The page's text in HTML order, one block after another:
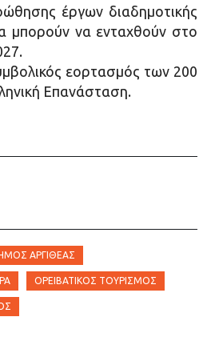
έργων διαδημοτικής
μπορούν να ενταχθούν στο
εορτασμός των 200
Επανάσταση.
ΑΡΓΙΘΈΑΣ
ΟΡΕΙΒΑΤΙΚΌΣ ΤΟΥΡΙΣΜΌΣ